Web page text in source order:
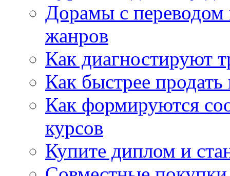
Дорамы с переводом
жанров
Как диагностируют
Как быстрее
Как формируются
курсов
Купите диплом и